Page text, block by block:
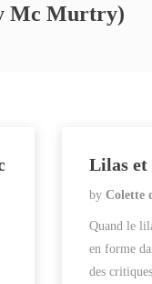
Mc Murtry)
Lilas et
by Colette
Quand le
en forme
des critiques